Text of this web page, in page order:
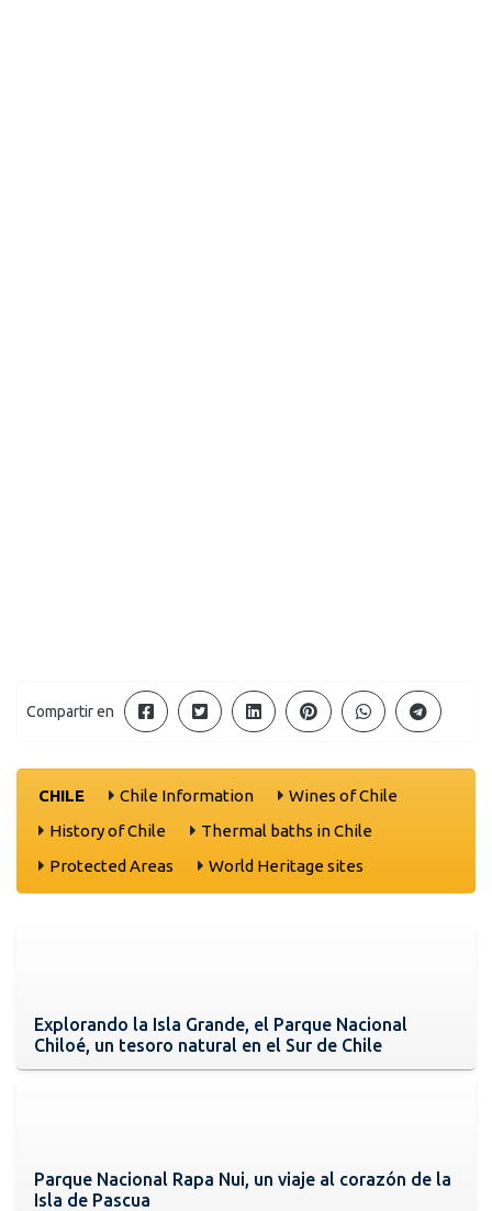
Compartir en
CHILE Chile Information
Wines of Chile
History of Chile
Thermal baths in Chile
Protected Areas
World Heritage sites
Explorando la Isla Grande, el Parque Nacional
Chiloé, un tesoro natural en el Sur de Chile
Parque Nacional Rapa Nui, un viaje al corazón de la
Isla de Pascua